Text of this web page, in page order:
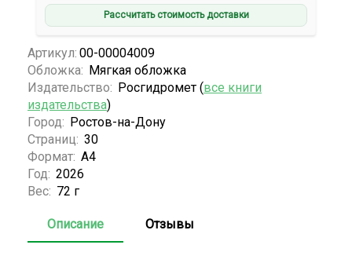
Рассчитать стоимость доставки
Артикул: 00-00004009
Обложка: Мягкая обложка
Издательство: Росгидромет (все книги
издательства)
Город: Ростов-на-Дону
Страниц: 30
Формат: А4
Год: 2026
Вес: 72 г
Описание Отзывы